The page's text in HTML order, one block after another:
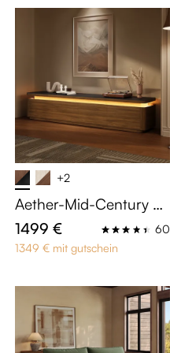
+2
Aether-Mid-Century TV
-Board 200cm: Sinters
tein-Oberseite schwarz
1499 €
60
1349 € mit gutschein